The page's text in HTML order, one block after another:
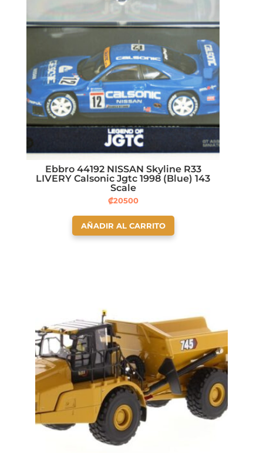
Ebbro 44192 NISSAN Skyline R33
LIVERY Calsonic Jgtc 1998 (Blue) 143
Scale
₡20500
AÑADIR AL CARRITO